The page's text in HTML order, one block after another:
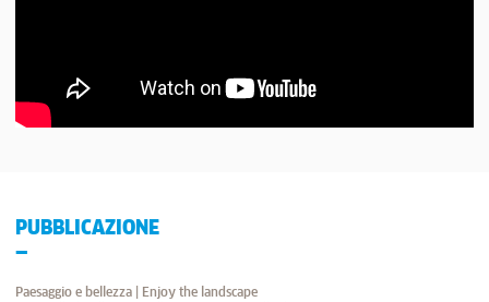
PUBBLICAZIONE
Paesaggio e bellezza | Enjoy the landscape